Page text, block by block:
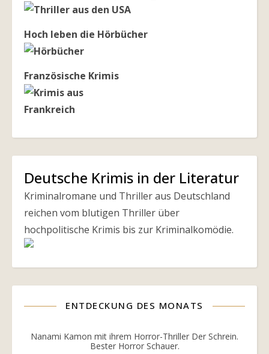
Hoch leben die Hörbücher
Französische Krimis
Deutsche Krimis in der Literatur
Kriminalromane und Thriller aus Deutschland
reichen vom blutigen Thriller über
hochpolitische Krimis bis zur Kriminalkomödie.
ENTDECKUNG DES MONATS
Nanami Kamon mit ihrem Horror-Thriller Der Schrein.
Bester Horror Schauer.